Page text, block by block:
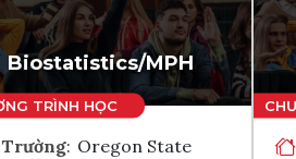
Biostatistics/MPH
Trường: Oregon State